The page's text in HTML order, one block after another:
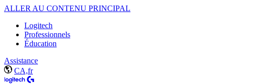
ALLER AU CONTENU PRINCIPAL
Logitech
Professionnels
Éducation
Assistance
CA,fr